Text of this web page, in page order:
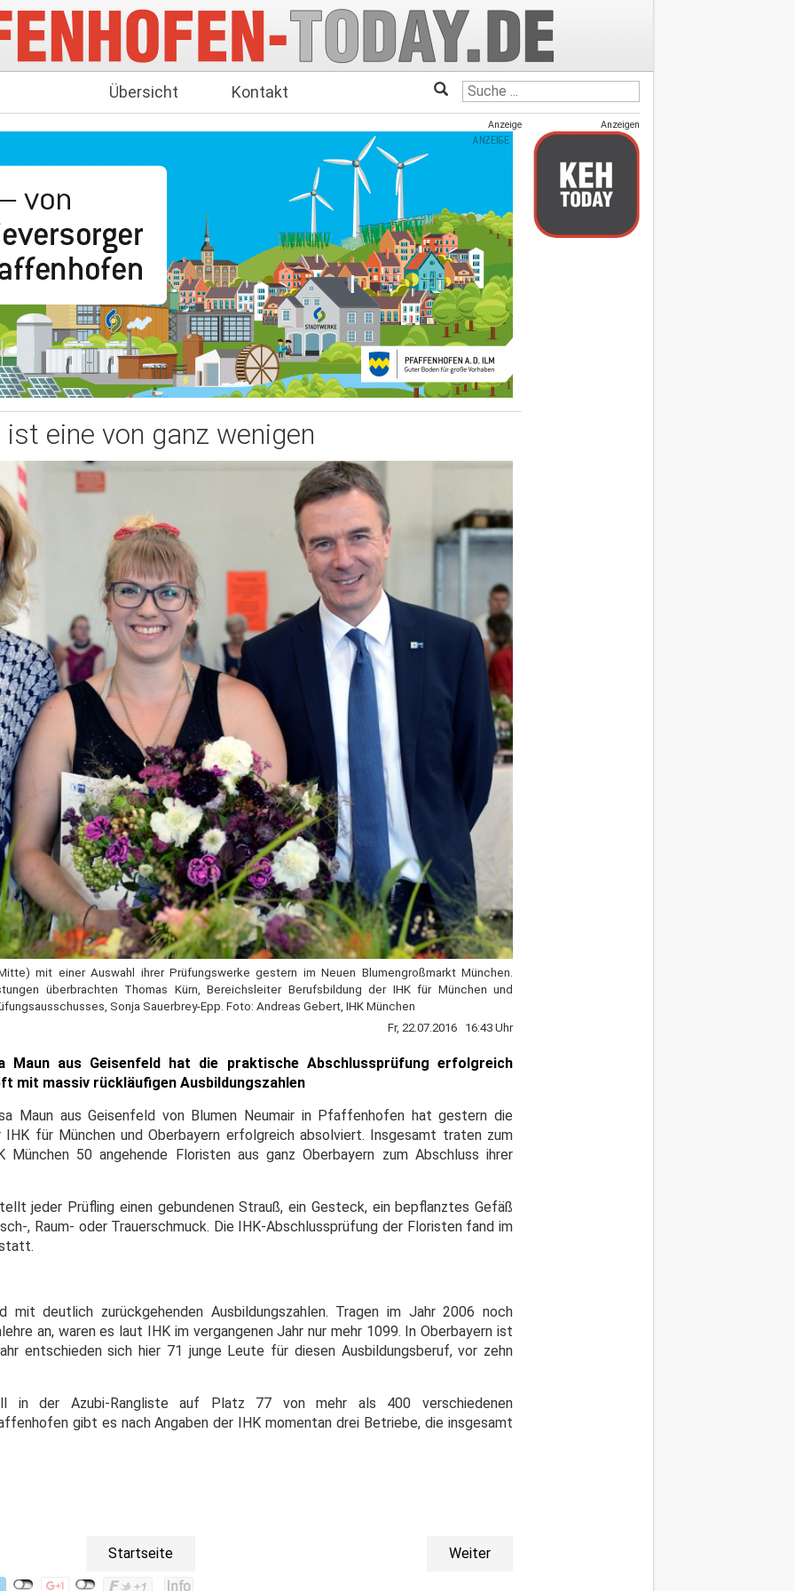
Übersicht Kontakt
Anzeige
ist eine von ganz wenigen
mit einer Auswahl ihrer Prüfungswerke gestern im Neuen Blumengroßmarkt München.
überbrachten Thomas Kürn, Bereichsleiter Berufsbildung der IHK für München und
Sonja Sauerbrey-Epp. Foto: Andreas Gebert, IHK München
Fr, 22.07.2016 16:43 Uhr
Maun aus Geisenfeld hat die praktische Abschlussprüfung erfolgreich
mit massiv rückläufigen Ausbildungszahlen
Maun aus Geisenfeld von Blumen Neumair in Pfaffenhofen hat gestern die
für München und Oberbayern erfolgreich absolviert. Insgesamt traten zum
München 50 angehende Floristen aus ganz Oberbayern zum Abschluss ihrer
jeder Prüfling einen gebundenen Strauß, ein Gesteck, ein bepflanztes Gefäß
, Raum- oder Trauerschmuck. Die IHK-Abschluss­prüfung der Floristen fand im
deutlich zurückgehenden Ausbildungszahlen. Tragen im Jahr 2006 noch
an, waren es laut IHK im vergangenen Jahr nur mehr 1099. In Oberbayern ist
entschieden sich hier 71 junge Leute für diesen Ausbildungsberuf, vor zehn
in der Azubi-Rangliste auf Platz 77 von mehr als 400 verschiedenen
gibt es nach Angaben der IHK momentan drei Betriebe, die insgesamt
Startseite Weiter
Anzeigen